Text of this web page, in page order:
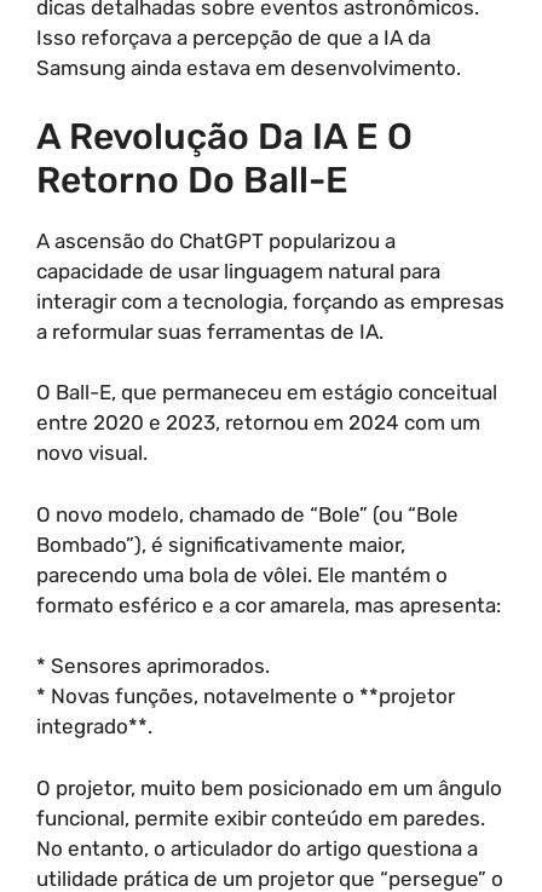
dicas detalhadas sobre eventos astronômicos.
Isso reforçava a percepção de que a IA da
Samsung ainda estava em desenvolvimento.
A Revolução Da IA E O
Retorno Do Ball-E
A ascensão do ChatGPT popularizou a
capacidade de usar linguagem natural para
interagir com a tecnologia, forçando as empresas
a reformular suas ferramentas de IA.
O Ball-E, que permaneceu em estágio conceitual
entre 2020 e 2023, retornou em 2024 com um
novo visual.
O novo modelo, chamado de “Bole” (ou “Bole
Bombado”), é significativamente maior,
parecendo uma bola de vôlei. Ele mantém o
formato esférico e a cor amarela, mas apresenta:
* Sensores aprimorados.
* Novas funções, notavelmente o **projetor
integrado**.
O projetor, muito bem posicionado em um ângulo
funcional, permite exibir conteúdo em paredes.
No entanto, o articulador do artigo questiona a
utilidade prática de um projetor que “persegue” o